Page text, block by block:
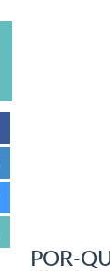
POR-